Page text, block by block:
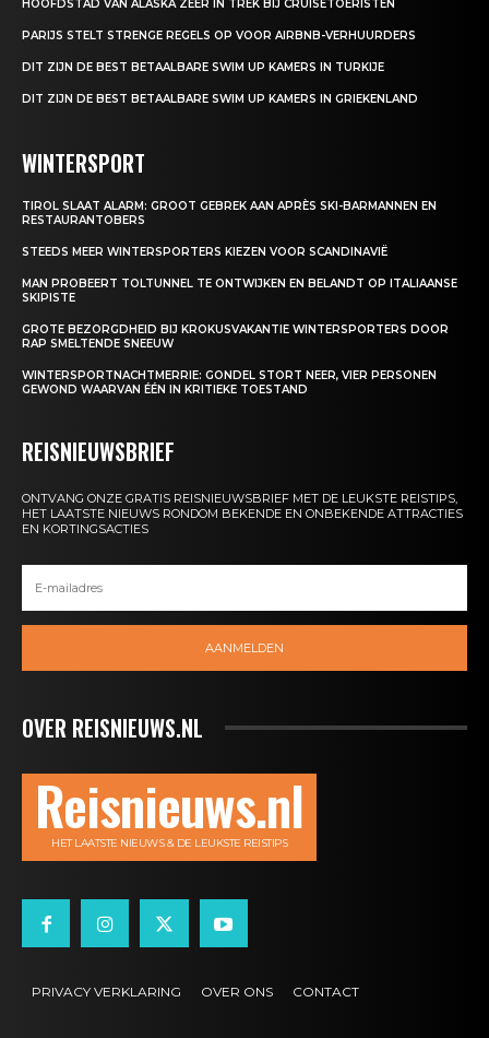
HOOFDSTAD VAN ALASKA ZEER IN TREK BIJ CRUISETOERISTEN
PARIJS STELT STRENGE REGELS OP VOOR AIRBNB-VERHUURDERS
DIT ZIJN DE BEST BETAALBARE SWIM UP KAMERS IN TURKIJE
DIT ZIJN DE BEST BETAALBARE SWIM UP KAMERS IN GRIEKENLAND
WINTERSPORT
TIROL SLAAT ALARM: GROOT GEBREK AAN APRÈS SKI-BARMANNEN EN
RESTAURANTOBERS
STEEDS MEER WINTERSPORTERS KIEZEN VOOR SCANDINAVIË
MAN PROBEERT TOLTUNNEL TE ONTWIJKEN EN BELANDT OP ITALIAANSE
SKIPISTE
GROTE BEZORGDHEID BIJ KROKUSVAKANTIE WINTERSPORTERS DOOR
RAP SMELTENDE SNEEUW
WINTERSPORTNACHTMERRIE: GONDEL STORT NEER, VIER PERSONEN
GEWOND WAARVAN ÉÉN IN KRITIEKE TOESTAND
REISNIEUWSBRIEF
ONTVANG ONZE GRATIS REISNIEUWSBRIEF MET DE LEUKSTE REISTIPS,
HET LAATSTE NIEUWS RONDOM BEKENDE EN ONBEKENDE ATTRACTIES
EN KORTINGSACTIES
AANMELDEN
OVER REISNIEUWS.NL
Reisnieuws.nl
HET LAATSTE NIEUWS & DE LEUKSTE REISTIPS
PRIVACY VERKLARING OVER ONS CONTACT